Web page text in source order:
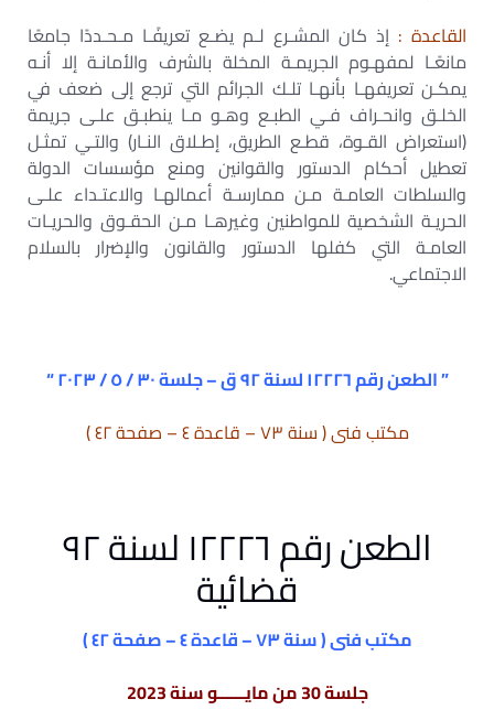
القاعدة : إذ كان المشـرع لـم يضـع تعريفًـا مـحـددًا جامعًا
مانعًـا لمفهـوم الجريمـة المخلة بالشرف والأمانـة إلا أنـه
يمكـن تعريفهـا بأنهـا تلـك الجرائم التي ترجع إلى ضعف في
الخلـق وانحـراف فـي الطبـع وهـو مـا ينطبـق علـى جريمة
(استعراض القـوة، قطـع الطريق، إطـلاق النـار) والتـي تمثـل
تعطيل أحكام الدستور والقوانين ومنع مؤسسات الدولة
والسلطات العامـة مـن ممارسـة أعمالهـا والاعتـداء علـى
الحريـة الشخصية للمواطنين وغيرهـا مـن الحقـوق والحريـات
العامـة التي كفلها الدستور والقانون والإضرار بالسلام
الاجتماعي.
” الطعن رقم ۱۲۲۲٦ لسنة ۹۲ ق – جلسة ۳۰ / ٥ / ۲۰۲۳ “
مكتب فنى ( سنة ۷۳ – قاعدة ٤ – صفحة ٤۲ )
الطعن رقم ۱۲۲۲٦ لسنة ۹۲
قضائية
مكتب فنى ( سنة ۷۳ – قاعدة ٤ – صفحة ٤۲ )
جلسة 30 من مايــــــو سنة 2023